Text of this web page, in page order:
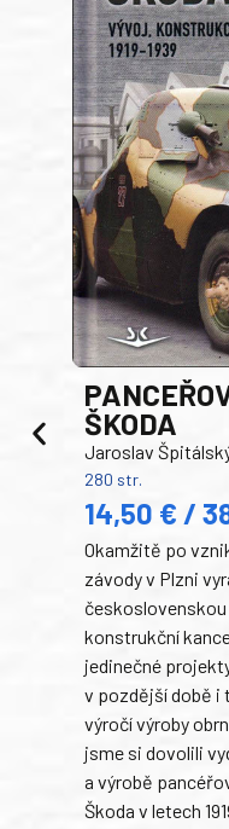
ŠKODA
Jaroslav
280 str.
14,50 € /
Okamžitě po
závody v Plzni
konstrukční
jedinečné
v pozdější době i
výročí výroby
jsme si dovolili
a výrobě
Škoda v letech